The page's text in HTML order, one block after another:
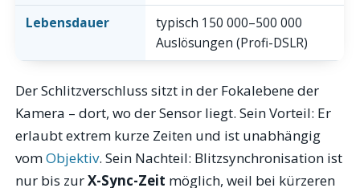
Lebensdauer
typisch 150 000–500 000
Auslösungen (Profi-DSLR)
Der Schlitzverschluss sitzt in der Fokalebene der
Kamera – dort, wo der Sensor liegt. Sein Vorteil: Er
erlaubt extrem kurze Zeiten und ist unabhängig
vomObjektiv. Sein Nachteil: Blitzsynchronisation ist
nur bis zurX-Sync-Zeit möglich, weil bei kürzeren